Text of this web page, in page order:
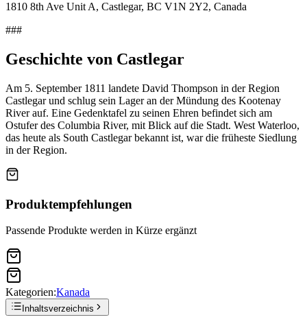
1810 8th Ave Unit A, Castlegar, BC V1N 2Y2, Canada
###
Geschichte von Castlegar
Am 5. September 1811 landete David Thompson in der Region
Castlegar und schlug sein Lager an der Mündung des Kootenay
River auf. Eine Gedenktafel zu seinen Ehren befindet sich am
Ostufer des Columbia River, mit Blick auf die Stadt. West Waterloo,
das heute als South Castlegar bekannt ist, war die früheste Siedlung
in der Region.
Produktempfehlungen
Passende Produkte werden in Kürze ergänzt
Kategorien:Kanada
Inhaltsverzeichnis